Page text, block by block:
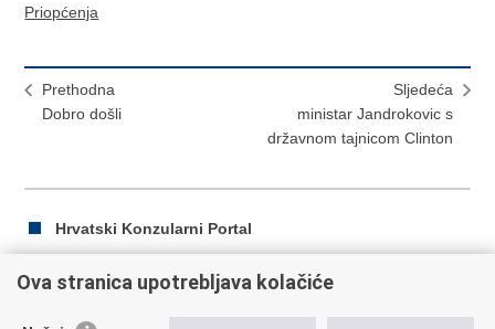
Priopćenja
Prethodna
Dobro došli
Sljedeća
ministar Jandrokovic s
državnom tajnicom Clinton
Hrvatski Konzularni Portal
Ova stranica upotrebljava kolačiće